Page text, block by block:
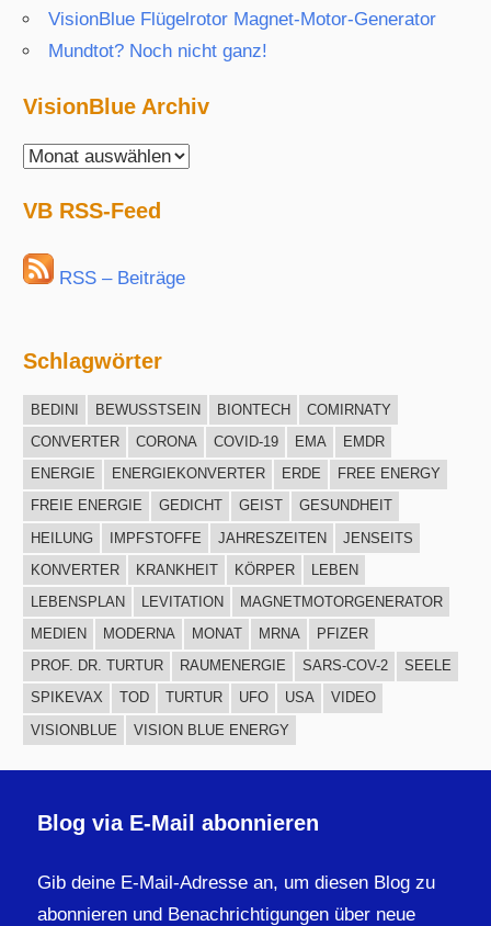
VisionBlue Flügelrotor Magnet-Motor-Generator
Mundtot? Noch nicht ganz!
VisionBlue Archiv
VisionBlue
VB RSS-Feed
RSS – Beiträge
Schlagwörter
BEDINI BEWUSSTSEIN BIONTECH
COMIRNATY
CONVERTER
CORONA COVID-19 EMA
EMDR
ENERGIE
ENERGIEKONVERTER ERDE
FREE ENERGY
FREIE ENERGIE
GEDICHT GEIST
GESUNDHEIT
HEILUNG
IMPFSTOFFE JAHRESZEITEN
JENSEITS
KONVERTER
KRANKHEIT KÖRPER
LEBEN
LEBENSPLAN
LEVITATION
MAGNETMOTORGENERATOR
MEDIEN
MODERNA MONAT MRNA
PFIZER
PROF. DR. TURTUR
RAUMENERGIE SARS-COV-2
SEELE
SPIKEVAX
TOD TURTUR UFO USA
VIDEO
VISIONBLUE
VISION BLUE ENERGY
Blog via E-Mail abonnieren
Gib deine E-Mail-Adresse an, um diesen Blog zu
abonnieren und Benachrichtigungen über neue